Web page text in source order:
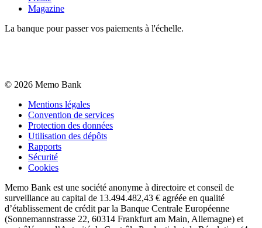
Magazine
La banque pour passer vos paiements à l'échelle.
© 2026 Memo Bank
Mentions légales
Convention de services
Protection des données
Utilisation des dépôts
Rapports
Sécurité
Cookies
Memo Bank est une société anonyme à directoire et conseil de
surveillance au capital de 13.494.482,43 € agréée en qualité
d’établissement de crédit par la Banque Centrale Européenne
(Sonnemannstrasse 22, 60314 Frankfurt am Main, Allemagne) et